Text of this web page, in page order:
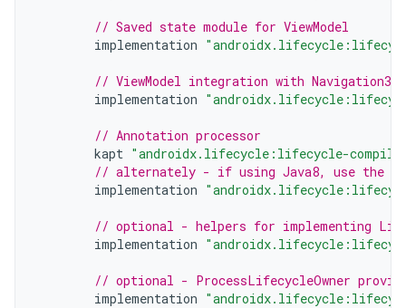
// Saved state module for ViewModel
implementation
// ViewModel integration with Navigation3
implementation
// Annotation processor
kapt "androidx.lifecycle:lifecycle-
// alternately - if using Java8, use the
implementation
// optional - helpers for implementing
implementation
// optional - ProcessLifecycleOwner
implementation